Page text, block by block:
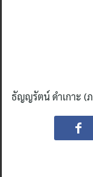
ธัญญรัตน์ ดำเกาะ (